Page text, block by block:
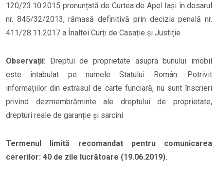
120/23.10.2015 pronunțată de Curtea de Apel Iași în dosarul
nr. 845/32/2013, rămasă definitivă prin decizia penală nr.
411/28.11.2017 a Înaltei Curți de Casație și Justiție
Observații: Dreptul de proprietate asupra bunului imobil
este intabulat pe numele Statului Român. Potrivit
informațiilor din extrasul de carte funciară, nu sunt înscrieri
privind dezmembrăminte ale dreptului de proprietate,
drepturi reale de garanție și sarcini
Termenul limită recomandat pentru comunicarea
cererilor: 40 de zile lucrătoare (19.06.2019).